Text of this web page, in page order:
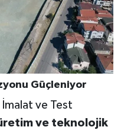
Güçleniyor
İmalat ve Test
ve teknolojik